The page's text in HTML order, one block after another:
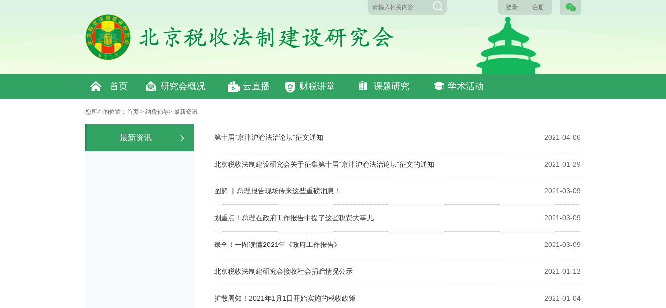
登录 注册
首页 研究会概况 云直播 财税讲堂 课题研究 学术活动
您所在的位置： 首页 > 纳税辅导> 最新资讯
最新资讯 2021-04-06
第十届“京津沪渝法治论坛”征文通知
2021-01-29
北京税收法制建设研究会关于征集第十届“京津沪渝法治论坛”征文的通知
2021-03-09
图解 ▏总理报告现场传来这些重磅消息！
2021-03-09
划重点！总理在政府工作报告中提了这些税费大事儿
2021-03-09
最全！一图读懂2021年《政府工作报告》
2021-01-12
北京税收法制建研究会接收社会捐赠情况公示
2021-01-04
扩散周知！2021年1月1日开始实施的税收政策